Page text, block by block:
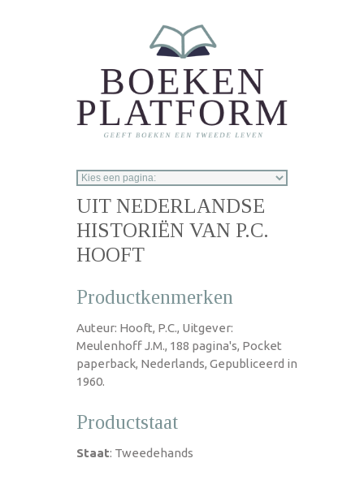
UIT NEDERLANDSE
HISTORIËN VAN P.C.
HOOFT
Productkenmerken
Auteur: Hooft, P.C., Uitgever:
Meulenhoff J.M., 188 pagina's, Pocket
paperback, Nederlands, Gepubliceerd in
1960.
Productstaat
Staat: Tweedehands